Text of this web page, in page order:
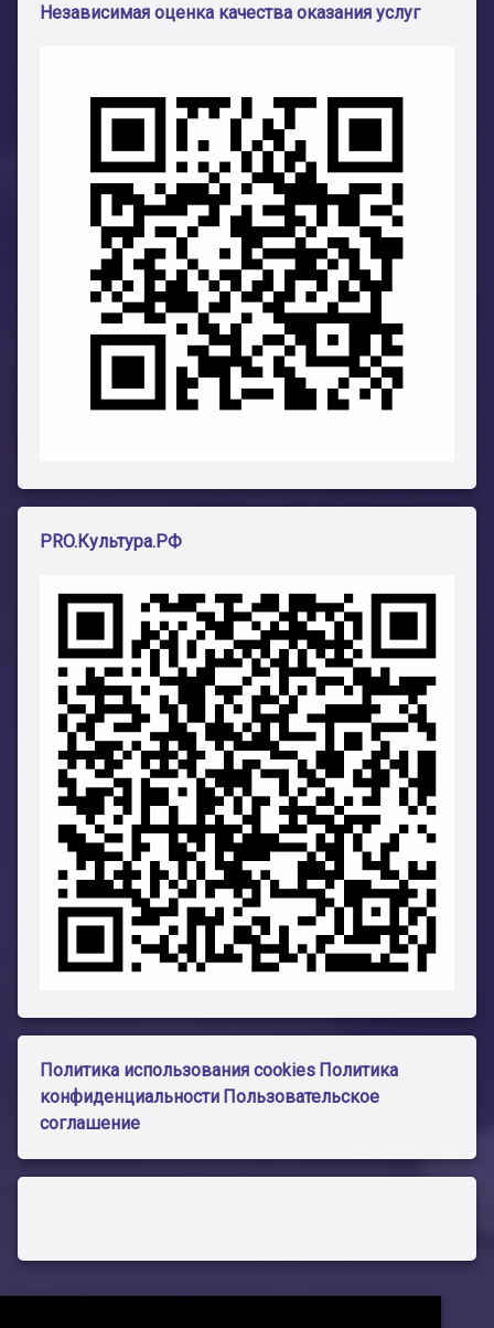
Независимая оценка качества оказания услуг
PRO.Культура.РФ
Политика использования cookies Политика
конфиденциальности Пользовательское
соглашение